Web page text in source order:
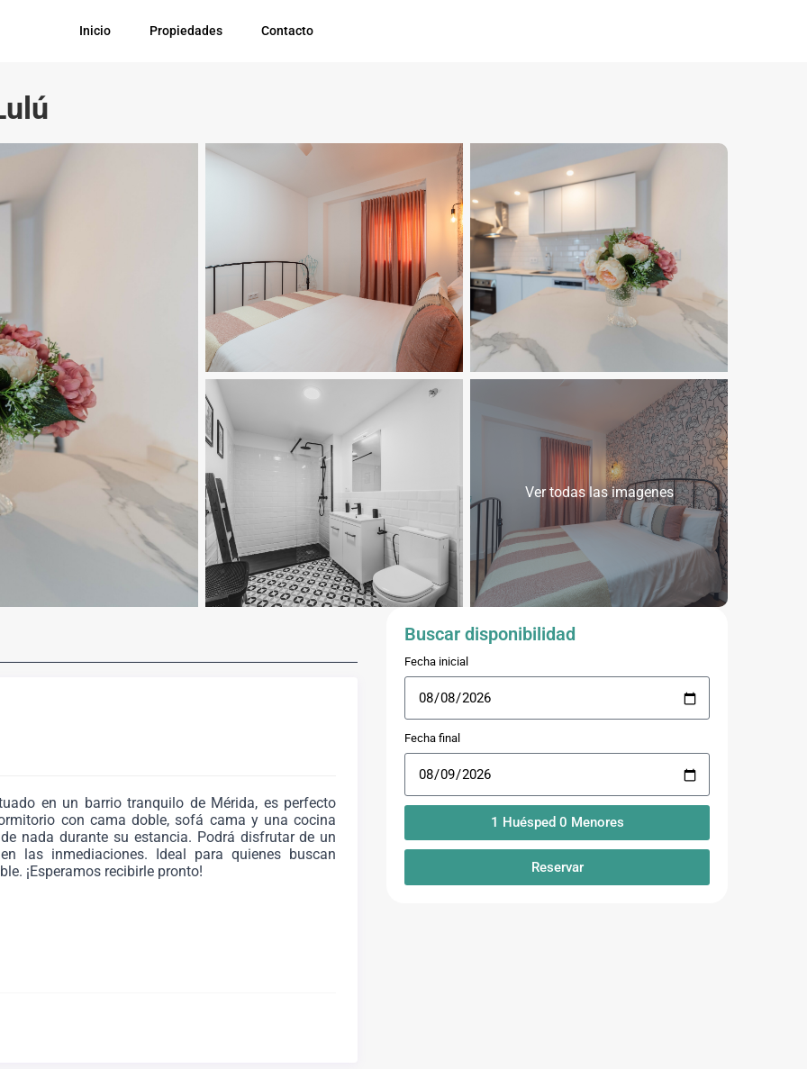
Inicio Propiedades Contacto
Ver todas las imagenes
en un barrio tranquilo de Mérida, es perfecto
con cama doble, sofá cama y una cocina
nada durante su estancia. Podrá disfrutar de un
las inmediaciones. Ideal para quienes buscan
¡Esperamos recibirle pronto!
y ofrece un dormitorio y un cómodo sofá cama en
de almacenamiento, además de la serenidad
Buscar disponibilidad
Fecha inicial
Fecha final
1 Huésped 0 Menores
Reservar